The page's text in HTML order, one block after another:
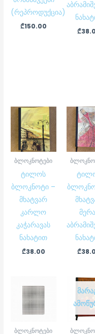
(რეპროდუქცია)
₾150.00
₾
ბლოკნოტები
ტილოს
ბლოკნოტი –
მხატვარ
კარლო
კაჭარავას
ნახატით
₾38.00 ₾
ბლოკნოტები